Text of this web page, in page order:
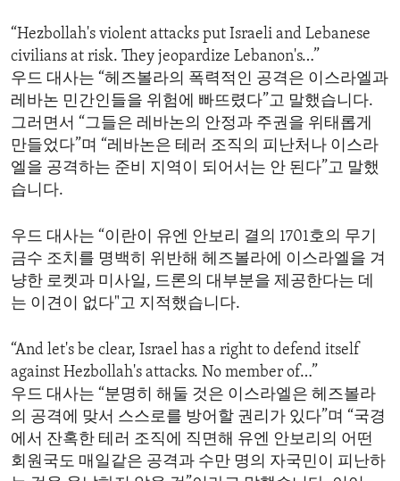
“Hezbollah's violent attacks put Israeli and Lebanese
civilians at risk. They jeopardize Lebanon's…”
우드 대사는 “헤즈볼라의 폭력적인 공격은 이스라엘과
레바논 민간인들을 위험에 빠뜨렸다”고 말했습니다.
그러면서 “그들은 레바논의 안정과 주권을 위태롭게
만들었다”며 “레바논은 테러 조직의 피난처나 이스라
엘을 공격하는 준비 지역이 되어서는 안 된다”고 말했
습니다.
우드 대사는 “이란이 유엔 안보리 결의 1701호의 무기
금수 조치를 명백히 위반해 헤즈볼라에 이스라엘을 겨
냥한 로켓과 미사일, 드론의 대부분을 제공한다는 데
는 이견이 없다"고 지적했습니다.
“And let's be clear, Israel has a right to defend itself
against Hezbollah's attacks. No member of…”
우드 대사는 “분명히 해둘 것은 이스라엘은 헤즈볼라
의 공격에 맞서 스스로를 방어할 권리가 있다”며 “국경
에서 잔혹한 테러 조직에 직면해 유엔 안보리의 어떤
회원국도 매일같은 공격과 수만 명의 자국민이 피난하